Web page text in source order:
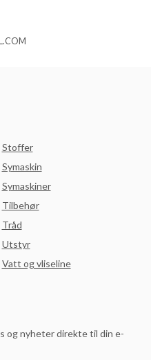
Stoffer
Symaskin
Symaskiner
Tilbehør
Tråd
Utstyr
Vatt og vliseline
og nyheter direkte til din e-